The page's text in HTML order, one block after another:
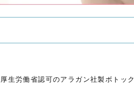
生労働省認可のアラガン社製ボトック